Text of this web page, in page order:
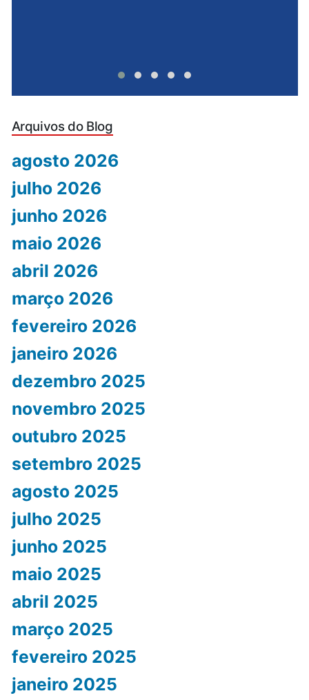
Arquivos do Blog
agosto 2026
julho 2026
junho 2026
maio 2026
abril 2026
março 2026
fevereiro 2026
janeiro 2026
dezembro 2025
novembro 2025
outubro 2025
setembro 2025
agosto 2025
julho 2025
junho 2025
maio 2025
abril 2025
março 2025
fevereiro 2025
janeiro 2025